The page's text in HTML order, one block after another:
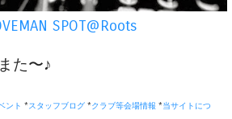
SPOT@Roots
た〜♪
ント *スタッフブログ *クラブ等会場情報 *当サイトにつ